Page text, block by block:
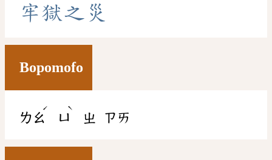
牢獄之 災
Bopomofo
ㄌㄠ
ˊ
ㄩ
ˋ
ㄓ ㄗㄞ